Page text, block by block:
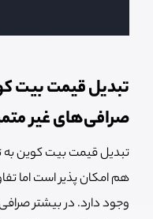
تبدیل قیمت بیت
صرافی‌های غیر
تبدیل قیمت بیت کوین به
هم امکان پذیر است اما
وجود دارد. در بیشتر